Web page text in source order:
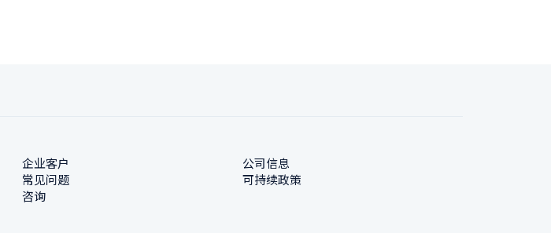
企业客户
常见问题
咨询
公司信息
可持续政策